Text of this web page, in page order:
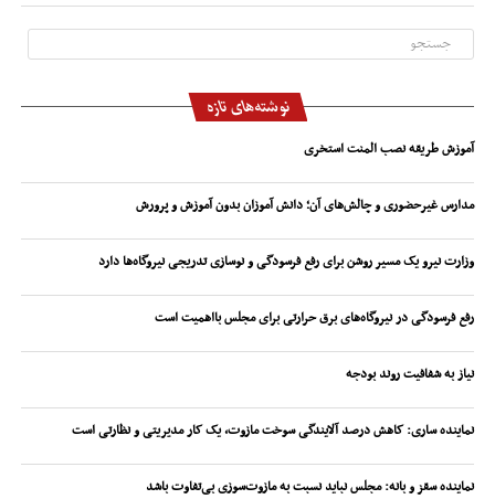
نوشته‌های تازه
آموزش طریقه نصب المنت استخری
مدارس غیرحضوری و چالش‌های آن؛ دانش آموزان بدون آموزش و پرورش
وزارت نیرو یک مسیر روشن برای رفع فرسودگی و نوسازی تدریجی نیروگاه‌ها دارد
رفع فرسودگی در نیروگاه‌های برق حرارتی برای مجلس بااهمیت است
نیاز به شفافیت روند بودجه
نماینده ساری: کاهش درصد آلایندگی سوخت مازوت، یک کار مدیریتی و نظارتی است
نماینده سقز و بانه: مجلس نباید نسبت به مازوت‌سوزی بی‌تفاوت باشد